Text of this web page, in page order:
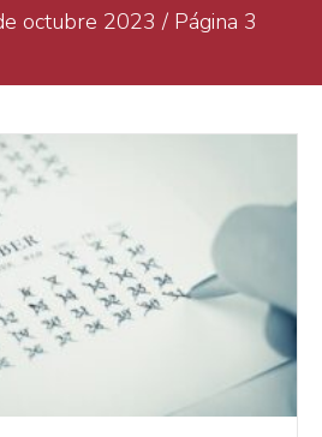
octubre 2023 / Página 3